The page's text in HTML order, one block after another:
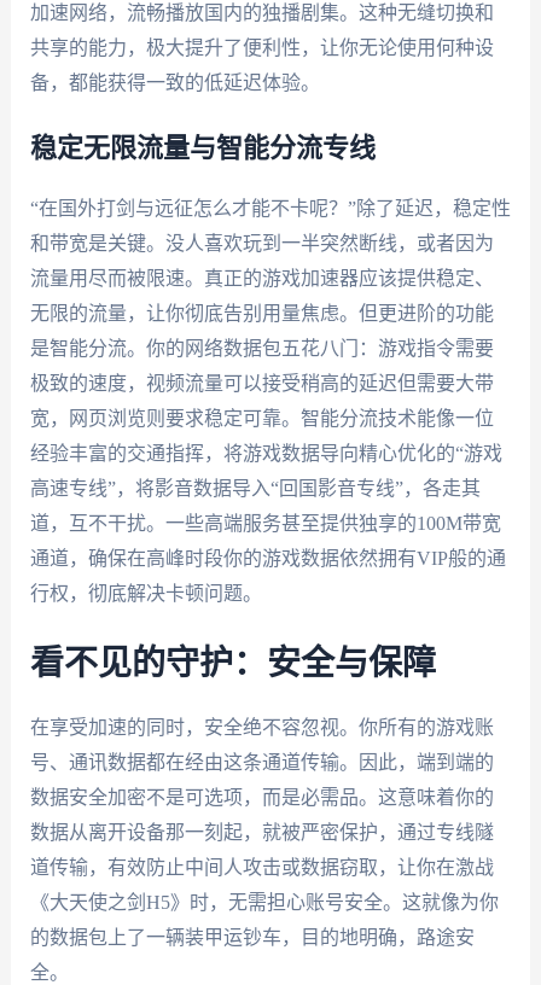
加速网络，流畅播放国内的独播剧集。这种无缝切换和
共享的能力，极大提升了便利性，让你无论使用何种设
备，都能获得一致的低延迟体验。
稳定无限流量与智能分流专线
“在国外打剑与远征怎么才能不卡呢？”除了延迟，稳定性
和带宽是关键。没人喜欢玩到一半突然断线，或者因为
流量用尽而被限速。真正的游戏加速器应该提供稳定、
无限的流量，让你彻底告别用量焦虑。但更进阶的功能
是智能分流。你的网络数据包五花八门：游戏指令需要
极致的速度，视频流量可以接受稍高的延迟但需要大带
宽，网页浏览则要求稳定可靠。智能分流技术能像一位
经验丰富的交通指挥，将游戏数据导向精心优化的“游戏
高速专线”，将影音数据导入“回国影音专线”，各走其
道，互不干扰。一些高端服务甚至提供独享的100M带宽
通道，确保在高峰时段你的游戏数据依然拥有VIP般的通
行权，彻底解决卡顿问题。
看不见的守护：安全与保障
在享受加速的同时，安全绝不容忽视。你所有的游戏账
号、通讯数据都在经由这条通道传输。因此，端到端的
数据安全加密不是可选项，而是必需品。这意味着你的
数据从离开设备那一刻起，就被严密保护，通过专线隧
道传输，有效防止中间人攻击或数据窃取，让你在激战
《大天使之剑H5》时，无需担心账号安全。这就像为你
的数据包上了一辆装甲运钞车，目的地明确，路途安
全。